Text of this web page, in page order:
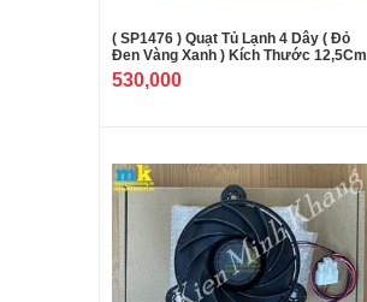
( SP1476 ) Quạt Tủ Lạnh 4 Dây ( Đỏ
Đen Vàng Xanh ) Kích Thước 12,5Cm
530,000